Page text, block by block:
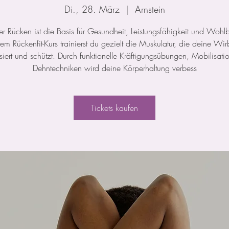
Di., 28. März
  |
Arnstein
Rücken ist die Basis für Gesundheit, Leistungsfähigkeit und
Rückenfit-Kurs trainierst du gezielt die Muskulatur, die deine
und schützt. Durch funktionelle Kräftigungsübungen,
Dehntechniken wird deine Körperhaltung verbess
Tickets kaufen